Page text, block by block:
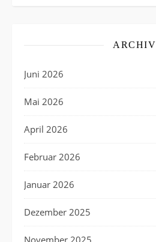
ARCHIV
Juni 2026
Mai 2026
April 2026
Februar 2026
Januar 2026
Dezember 2025